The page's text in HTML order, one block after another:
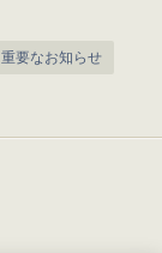
重要なお知らせ